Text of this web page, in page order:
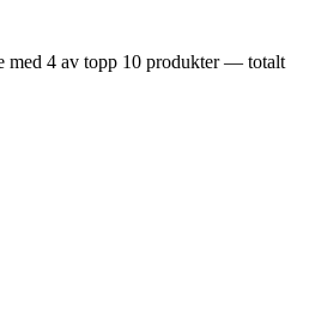
med 4 av topp 10 produkter — totalt